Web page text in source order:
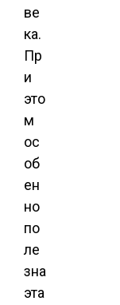
ве
ка.
Пр
и
это
м
ос
об
ен
но
по
ле
зна
эта